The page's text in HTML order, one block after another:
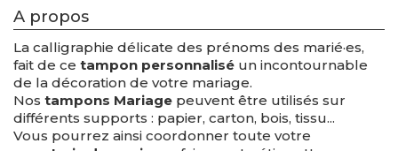
A propos
La calligraphie délicate des prénoms des marié·es,
fait de ce tampon personnalisé un incontournable
de la décoration de votre mariage.
Nos tampons Mariage peuvent être utilisés sur
différents supports : papier, carton, bois, tissu...
Vous pourrez ainsi coordonner toute votre